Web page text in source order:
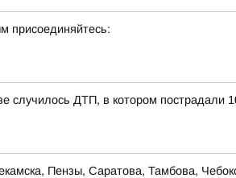
присоединяйтесь:
случилось ДТП, в котором пострадали
Пензы, Саратова, Тамбова,